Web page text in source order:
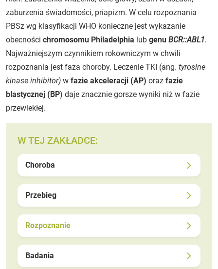
zaburzenia świadomości, priapizm. W celu rozpoznania
PBSz wg klasyfikacji WHO konieczne jest wykazanie
obecności chromosomu Philadelphia lub genu BCR::ABL1.
Najważniejszym czynnikiem rokowniczym w chwili
rozpoznania jest faza choroby. Leczenie TKI (ang. tyrosine
kinase inhibitor) w fazie akceleracji (AP) oraz fazie
blastycznej (BP) daje znacznie gorsze wyniki niż w fazie
przewlekłej.
W TEJ ZAKŁADCE:
Choroba
Przebieg
Rozpoznanie
Badania